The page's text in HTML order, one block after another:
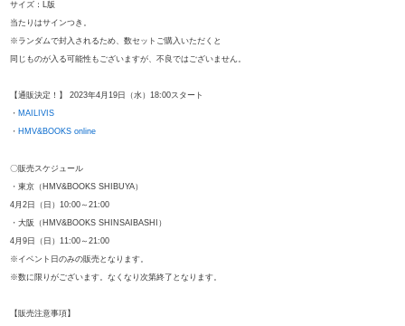
サイズ：L版
当たりはサインつき。
※ランダムで封入されるため、数セットご購入いただくと
同じものが入る可能性もございますが、不良ではございません。
【通販決定！】 2023年4月19日（水）18:00スタート
・ MAILIVIS
・ HMV&BOOKS online
〇販売スケジュール
・東京（HMV&BOOKS SHIBUYA）
4月2日（日）10:00～21:00
・大阪（HMV&BOOKS SHINSAIBASHI）
4月9日（日）11:00～21:00
※イベント日のみの販売となります。
※数に限りがございます。なくなり次第終了となります。
【販売注意事項】